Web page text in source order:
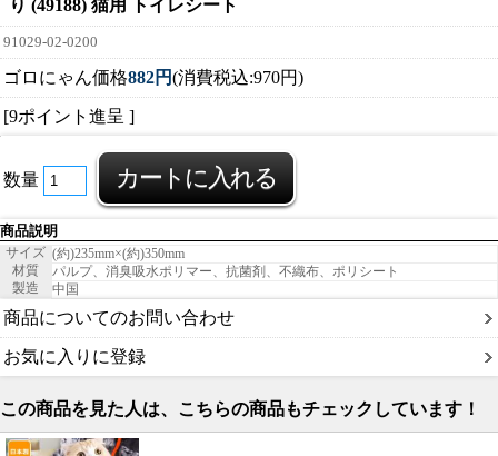
り (49188) 猫用 トイレシート
91029-02-0200
ゴロにゃん価格882円(消費税込:970円)
[9ポイント進呈 ]
数量
商品説明
サイズ (約)235mm×(約)350mm
材質
パルプ、消臭吸水ポリマー、抗菌剤、不織布、ポリシート
製造
中国
商品についてのお問い合わせ
お気に入りに登録
この商品を見た人は、こちらの商品もチェックしています！